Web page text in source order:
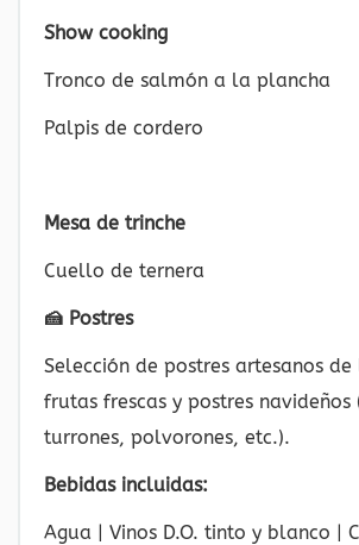
Show cooking
Tronco de salmón a la plancha
Palpis de cordero
Mesa de trinche
Cuello de ternera
🍰 Postres
Selección de postres artesanos
frutas frescas y postres navideños
turrones, polvorones, etc.).
Bebidas incluidas:
Agua | Vinos D.O. tinto y blanco |